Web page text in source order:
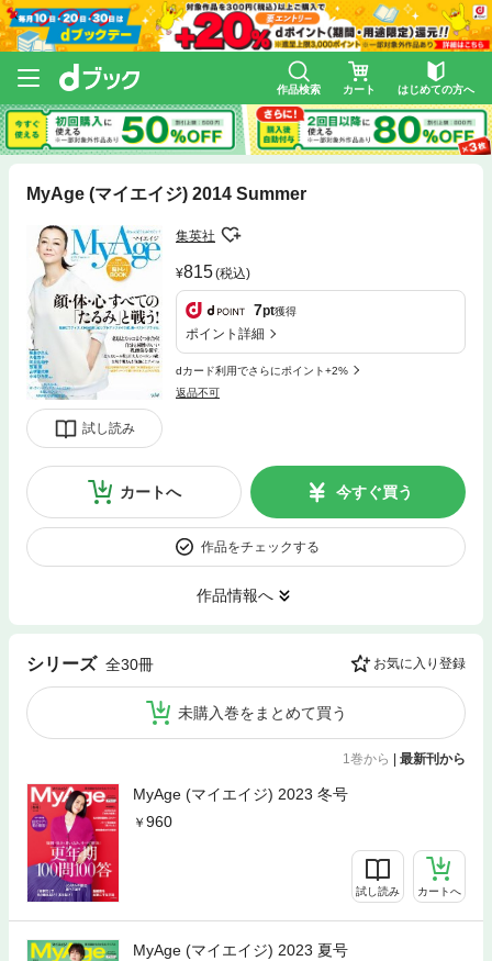
作品検索 カート はじめての方へ
MyAge (マイエイジ) 2014 Summer
試し読み
集英社
815(税込)
7pt獲得
ポイント詳細
dカード利用でさらにポイント+2%
返品不可
カートへ 今すぐ買う
作品をチェックする
作品情報へ
シリーズ 全30冊 お気に入り登録
未購入巻をまとめて買う
1巻から 最新刊から
MyAge (マイエイジ) 2023 冬号
960
試し読み カートへ
MyAge (マイエイジ) 2023 夏号